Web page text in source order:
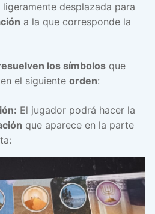
ligeramente desplazada para
a la que corresponde la
los símbolos que
el siguiente orden:
El jugador podrá hacer la
que aparece en la parte